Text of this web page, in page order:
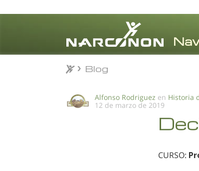
Blog
Alfonso Rodriguez en Historia
12 de marzo de 2019
CURSO:
Blog